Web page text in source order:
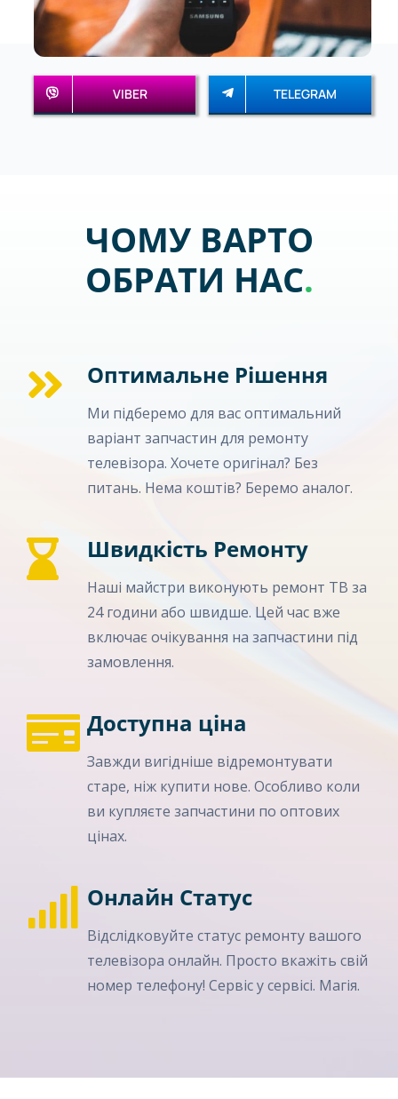
VIBER TELEGRAM
ЧОМУ ВАРТО
ОБРАТИ НАС.
Оптимальне Рішення
Ми підберемо для вас оптимальний
варіант запчастин для ремонту
телевізора. Хочете оригінал? Без
питань. Нема коштів? Беремо аналог.
Швидкість Ремонту
Наші майстри виконують ремонт ТВ за
24 години або швидше. Цей час вже
включає очікування на запчастини під
замовлення.
Доступна ціна
Завжди вигідніше відремонтувати
старе, ніж купити нове. Особливо коли
ви купляєте запчастини по оптових
цінах.
Онлайн Статус
Відслідковуйте статус ремонту вашого
телевізора онлайн. Просто вкажіть свій
номер телефону! Сервіс у сервісі. Магія.